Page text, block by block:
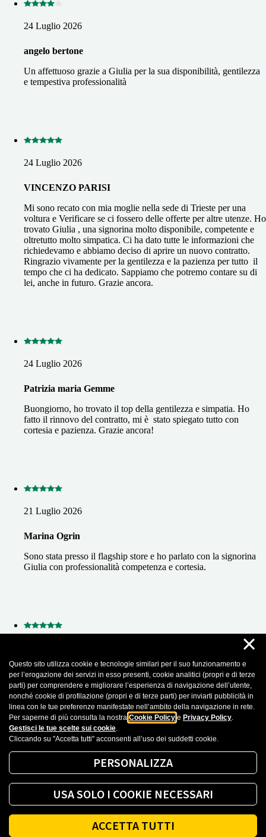
Questo sito utilizza cookie e tecnologie similari per il suo funzionamento e
per l’erogazione dei servizi in esso presenti, cookie analitici (propri e di terze
parti) per comprendere e migliorare l’esperienza di navigazione dell’utente,
nonché cookie di profilazione (propri e di terze parti) per inviarti pubblicità in
linea con le tue preferenze manifestate nell’ambito della navigazione in rete.
Per saperne di più consulta la nostra Cookie Policy e Privacy Policy.
Gestisci le tue scelte sui cookie.
Cliccando su "Accetta tutti" acconsenti all’uso dei suddetti cookie.
×
PERSONALIZZA
USA SOLO I COOKIE NECESSARI
ACCETTA TUTTI
24 Luglio 2026
angelo bertone
Un affettuoso grazie a Giulia per la sua disponibilità, gentilezza
e tempestiva professionalità
24 Luglio 2026
VINCENZO PARISI
Mi sono recato con mia moglie nella sede di Trieste per una
voltura e Verificare se ci fossero delle offerte per altre utenze. Ho
trovato Giulia , una signorina molto disponibile, competente e
oltretutto molto simpatica. Ci ha dato tutte le informazioni che
richiedevamo e abbiamo deciso di aprire un nuovo contratto.
Ringrazio vivamente per la gentilezza e la pazienza per tutto il
tempo che ci ha dedicato. Sappiamo che potremo contare su di
lei, anche in futuro. Grazie ancora.
24 Luglio 2026
Patrizia maria Gemme
Buongiorno, ho trovato il top della gentilezza e simpatia. Ho
fatto il rinnovo del contratto, mi è stato spiegato tutto con
cortesia e pazienza. Grazie ancora!
21 Luglio 2026
Marina Ogrin
Sono stata presso il flagship store e ho parlato con la signorina
Giulia con professionalità competenza e cortesia.
Angelica Prennushi
Sono finalmente molto soddisfatta! Giulia è stata gentile e
soprattutto professionale e preparata per tutte le informazioni che
le ho richiesto. Super
Recensioni importate da Google Business Profile. Puoi leggere tutte le recensioni
cliccando sul seguenteLink
Powered by srl